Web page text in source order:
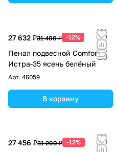
27 632 ₽31 400 ₽ -12%
Пенал подвесной Comforty
Истра-35 ясень белёный
Арт. 46059
В корзину
27 456 ₽31 200 ₽ -12%